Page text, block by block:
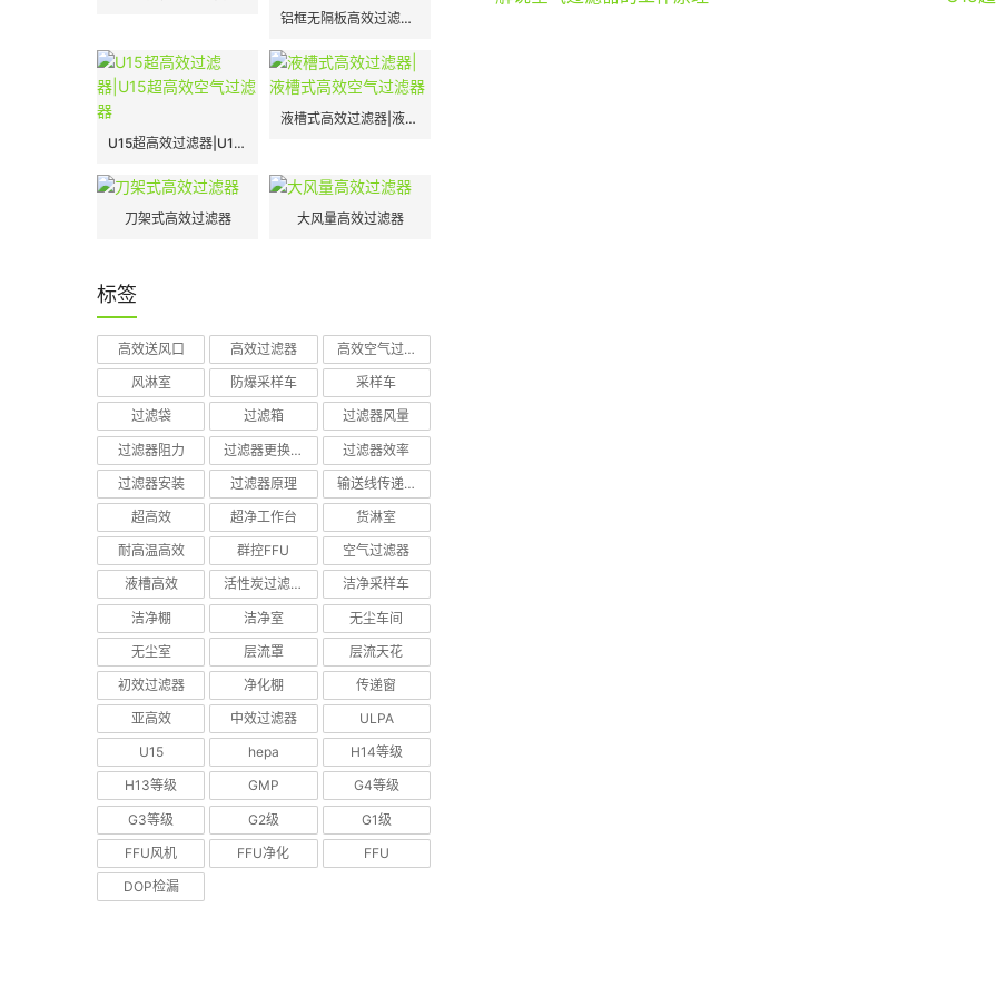
铝框无隔板高效过滤器|H13|H14
U15超高效过滤器|U15超高效空气过滤器
液槽式高效过滤器|液槽式高效空气过滤器
刀架式高效过滤器 大风量高效过滤器
标签
高效送风口 高效过滤器 高效空气过滤器
风淋室 防爆采样车 采样车
过滤袋 过滤箱 过滤器风量
过滤器阻力 过滤器更换周期 过滤器效率
过滤器安装 过滤器原理 输送线传递窗
超高效 超净工作台 货淋室
耐高温高效 群控FFU 空气过滤器
液槽高效 活性炭过滤器 洁净采样车
洁净棚 洁净室 无尘车间
无尘室 层流罩 层流天花
初效过滤器 净化棚 传递窗
亚高效 中效过滤器 ULPA
U15 hepa H14等级
H13等级 GMP G4等级
G3等级 G2级 G1级
FFU风机 FFU净化 FFU
DOP检漏